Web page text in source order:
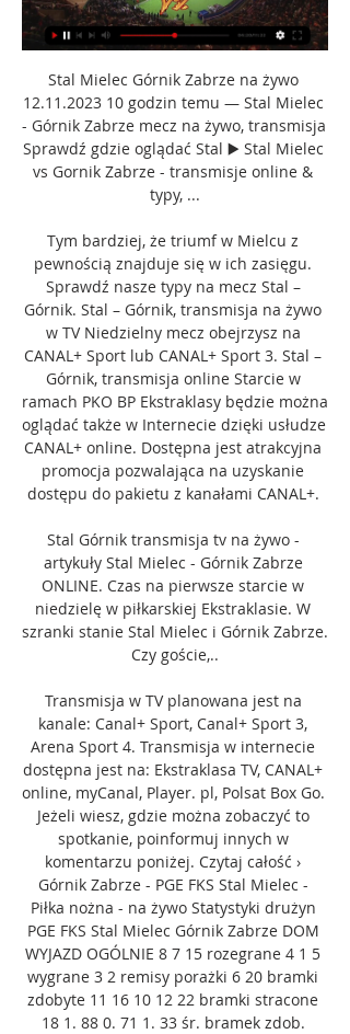
Stal Mielec Górnik Zabrze na żywo
12.11.2023 10 godzin temu — Stal Mielec
- Górnik Zabrze mecz na żywo, transmisja
Sprawdź gdzie oglądać Stal ▶️ Stal Mielec
vs Gornik Zabrze - transmisje online &
typy, ...
Tym bardziej, że triumf w Mielcu z
pewnością znajduje się w ich zasięgu.
Sprawdź nasze typy na mecz Stal –
Górnik. Stal – Górnik, transmisja na żywo
w TV Niedzielny mecz obejrzysz na
CANAL+ Sport lub CANAL+ Sport 3. Stal –
Górnik, transmisja online Starcie w
ramach PKO BP Ekstraklasy będzie można
oglądać także w Internecie dzięki usłudze
CANAL+ online. Dostępna jest atrakcyjna
promocja pozwalająca na uzyskanie
dostępu do pakietu z kanałami CANAL+.
Stal Górnik transmisja tv na żywo -
artykuły Stal Mielec - Górnik Zabrze
ONLINE. Czas na pierwsze starcie w
niedzielę w piłkarskiej Ekstraklasie. W
szranki stanie Stal Mielec i Górnik Zabrze.
Czy goście,..
Transmisja w TV planowana jest na
kanale: Canal+ Sport, Canal+ Sport 3,
Arena Sport 4. Transmisja w internecie
dostępna jest na: Ekstraklasa TV, CANAL+
online, myCanal, Player. pl, Polsat Box Go.
Jeżeli wiesz, gdzie można zobaczyć to
spotkanie, poinformuj innych w
komentarzu poniżej. Czytaj całość ›
Górnik Zabrze - PGE FKS Stal Mielec -
Piłka nożna - na żywo Statystyki drużyn
PGE FKS Stal Mielec Górnik Zabrze DOM
WYJAZD OGÓLNIE 8 7 15 rozegrane 4 1 5
wygrane 3 2 remisy porażki 6 20 bramki
zdobyte 11 16 10 12 22 bramki stracone
18 1. 88 0. 71 1. 33 śr. bramek zdob.